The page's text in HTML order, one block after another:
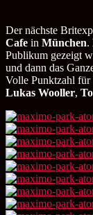
Der nächste
Cafe in München.
Publikum gezeigt
und dann das
Volle Punktzahl für
Lukas Wooller,